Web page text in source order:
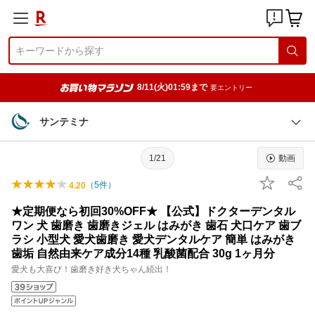
8/11(火)01:59まで 要エントリー
サンテミナ
1/21 動画
4.20 （5件）
★定期便なら初回30%OFF★ 【公式】ドクターデンタル
ワン 犬 歯磨き 歯磨きジェル はみがき 歯石 犬口ケア 歯ブ
ラシ 小型犬 愛犬歯磨き 愛犬デンタルケア 簡単 はみがき
歯垢 自然由来ケア成分14種 乳酸菌配合 30g 1ヶ月分
愛犬も大喜び！歯磨き好き犬ちゃん続出！